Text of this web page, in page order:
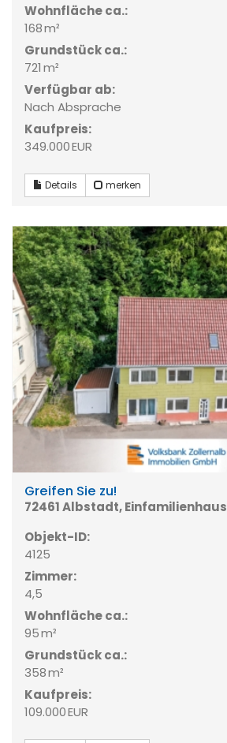
Wohnfläche ca.:
168 m²
Grund­stück ca.:
721 m²
Verfügbar ab:
Nach Absprache
Kaufpreis:
349.000 EUR
Details merken
Greifen Sie zu!
72461 Albstadt, Einfamilienhaus
Objekt-ID:
4125
Zimmer:
4,5
Wohnfläche ca.:
95 m²
Grund­stück ca.:
358 m²
Kaufpreis:
109.000 EUR